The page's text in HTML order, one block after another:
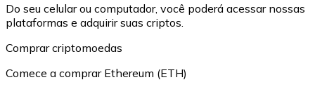
Do seu celular ou computador, você poderá acessar nossas
plataformas e adquirir suas criptos.
Comprar criptomoedas
Comece a comprar Ethereum (ETH)